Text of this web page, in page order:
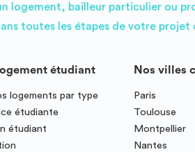
logement, bailleur particulier ou
toutes les étapes de votre projet
étudiant
logements par type
étudiante
étudiant
Nos villes
Paris
Toulouse
Montpellier
Nantes